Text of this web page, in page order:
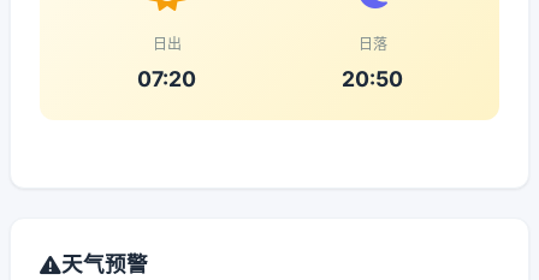
日出
07:20
日落
20:50
天气预警